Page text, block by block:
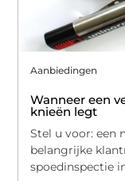
Aanbiedingen
Wanneer een
knieën legt
Stel u voor: een
belangrijke
spoedinspectie